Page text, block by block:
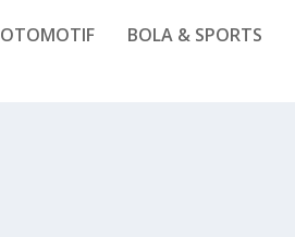
OTOMOTIF BOLA & SPORTS